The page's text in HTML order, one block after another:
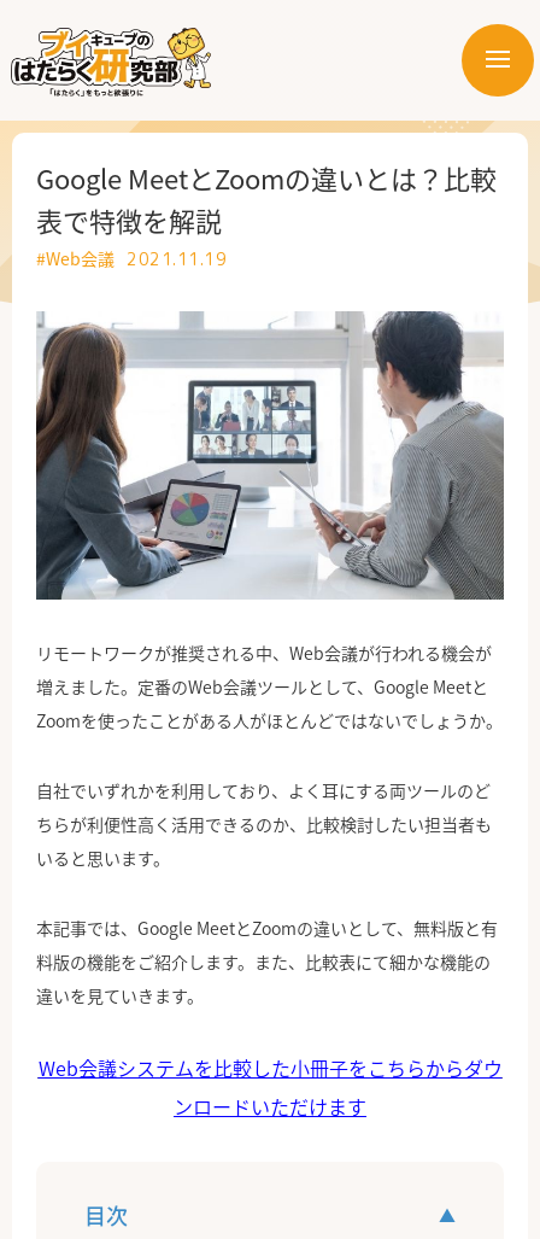
メ
ー
はたらく部署
はたらく課題
公式X
公式Facebook
Google MeetとZoomの違いとは？比較
表で特徴を解説
#Web会議 2021.11.19
リモートワークが推奨される中、Web会議が行われる機会が
増えました。定番のWeb会議ツールとして、Google Meetと
Zoomを使ったことがある人がほとんどではないでしょうか。
自社でいずれかを利用しており、よく耳にする両ツールのど
ちらが利便性高く活用できるのか、比較検討したい担当者も
いると思います。
本記事では、Google MeetとZoomの違いとして、無料版と有
料版の機能をご紹介します。また、比較表にて細かな機能の
違いを見ていきます。
Web会議システムを比較した小冊子をこちらからダウ
ンロードいただけます
目次